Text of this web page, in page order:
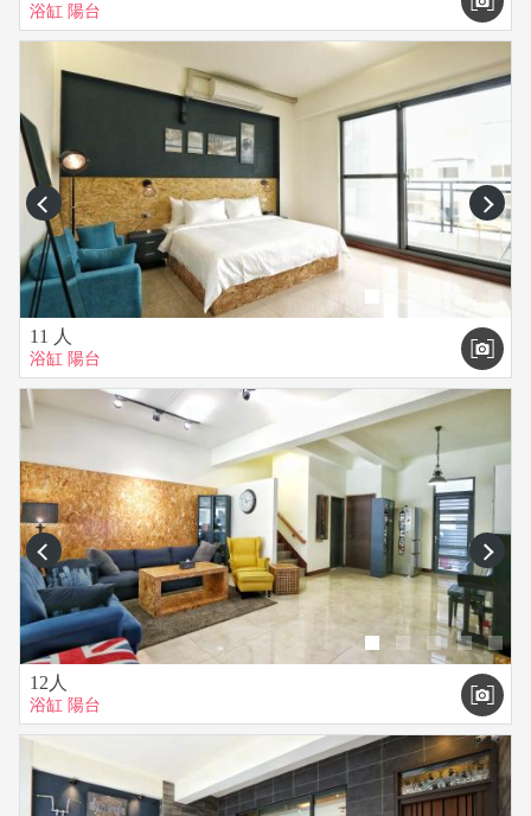
浴缸 陽台
prev next
11 人
浴缸 陽台
prev next
12人
浴缸 陽台